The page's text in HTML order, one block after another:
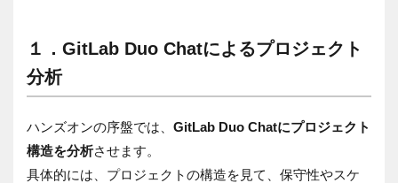
１．GitLab Duo Chatによるプロジェクト
分析
ハンズオンの序盤では、 GitLab Duo Chatにプロジェクト
構造を分析させます。
具体的には、プロジェクトの構造を見て、保守性やスケ